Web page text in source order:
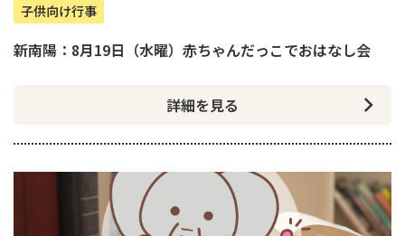
子供向け行事
新南陽：8月19日（水曜）赤ちゃんだっこでおはなし会
詳細を見る